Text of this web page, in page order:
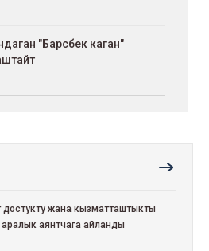
"Барсбек каган"
жана кызматташтыкты
аралык аянтчага айланды